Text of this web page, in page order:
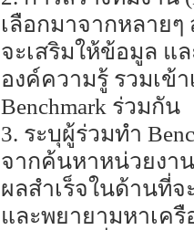
เลือกมาจากหลาย
จะเสริมให้ข้อมูล แ
องค์ความรู้ รวมเข้
Benchmark ร่วมกัน
3. ระบุผู้ร่วมทำ
จากค้นหาหน่วยงา
ผลสำเร็จในด้านที่จ
และพยายามหาเค